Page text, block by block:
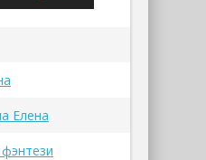
Елена